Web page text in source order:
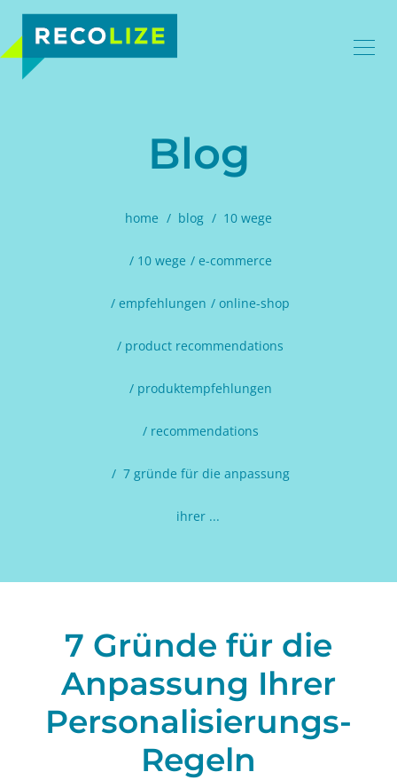
Blog
home blog 10 wege
10 wege e-commerce
empfehlungen online-shop
product recommendations
produktempfehlungen
recommendations
7 gründe für die anpassung
ihrer ...
7 Gründe für die
Anpassung Ihrer
Personalisierungs-
Regeln